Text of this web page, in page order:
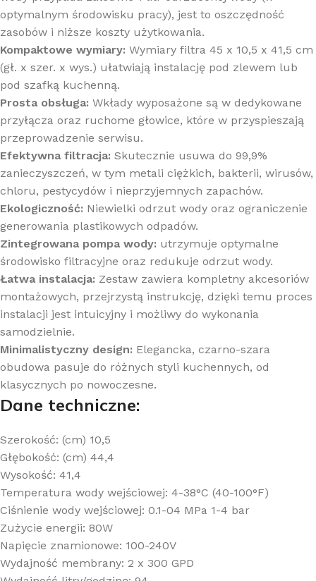
optymalnym środowisku pracy), jest to oszczędność
zasobów i niższe koszty użytkowania.
Kompaktowe wymiary: Wymiary filtra 45 x 10,5 x 41,5 cm
(gł. x szer. x wys.) ułatwiają instalację pod zlewem lub
pod szafką kuchenną.
Prosta obsługa: Wkłady wyposażone są w dedykowane
przyłącza oraz ruchome głowice, które w przyspieszają
przeprowadzenie serwisu.
Efektywna filtracja: Skutecznie usuwa do 99,9%
zanieczyszczeń, w tym metali ciężkich, bakterii, wirusów,
chloru, pestycydów i nieprzyjemnych zapachów.
Ekologiczność: Niewielki odrzut wody oraz ograniczenie
generowania plastikowych odpadów.
Zintegrowana pompa wody: utrzymuje optymalne
środowisko filtracyjne oraz redukuje odrzut wody.
Łatwa instalacja: Zestaw zawiera kompletny akcesoriów
montażowych, przejrzystą instrukcję, dzięki temu proces
instalacji jest intuicyjny i możliwy do wykonania
samodzielnie.
Minimalistyczny design: Elegancka, czarno-szara
obudowa pasuje do różnych styli kuchennych, od
klasycznych po nowoczesne.
Dane techniczne:
Szerokość: (cm) 10,5
Głębokość: (cm) 44,4
Wysokość: 41,4
Temperatura wody wejściowej: 4-38°C (40-100°F)
Ciśnienie wody wejściowej: 0.1-04 MPa 1-4 bar
Zużycie energii: 80W
Napięcie znamionowe: 100-240V
Wydajność membrany: 2 x 300 GPD